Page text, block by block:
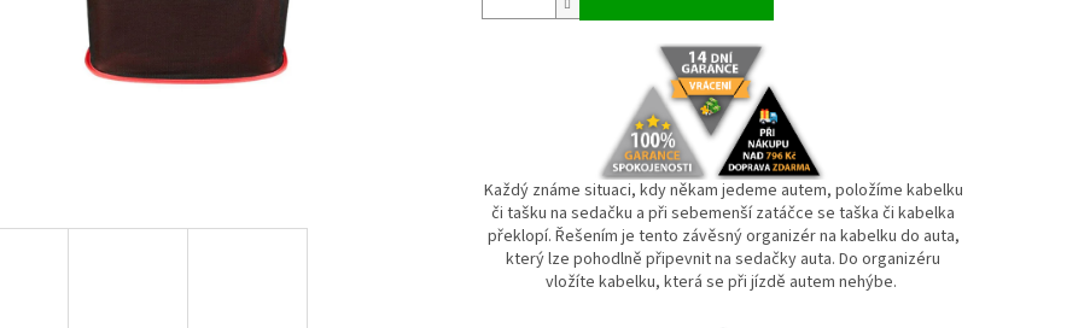
Každý známe situaci, kdy někam jedeme autem, položíme kabelku
či tašku na sedačku a při sebemenší zatáčce se taška či kabelka
překlopí. Řešením je tento závěsný organizér na kabelku do auta,
který lze pohodlně připevnit na sedačky auta. Do organizéru
vložíte kabelku, která se při jízdě autem nehýbe.